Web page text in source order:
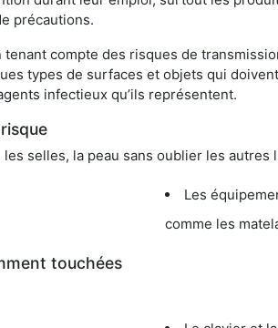
précautions.
compte des risques de
types de surfaces et objets qui
infectieux qu’ils représentent.
selles, la peau sans oublier les
Les
comme les
touchées